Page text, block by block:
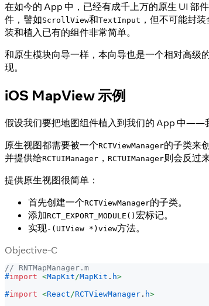
在如今的 App 中，已经有成千上万的原生 UI
件，譬如ScrollView和TextInput ，但不可能封
装和植入已有的组件非常简单。
和原生模块向导一样，本向导也是一个相对高级
现。
iOS MapView 示例
假设我们要把地图组件植入到我们的 App 中——
原生视图都需要被一个RCTViewManager的子类来
并提供给RCTUIManager ， RCTUIManager则会反过
提供原生视图很简单：
首先创建一个RCTViewManager的子类。
添加RCT_EXPORT_MODULE() 宏标记。
实现-(UIView *)view方法。
Objective-C
// RNTMapManager.m
#import <MapKit/MapKit . h>
#import <React/RCTViewManager . h>